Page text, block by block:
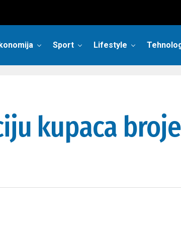
Sport Lifestyle
kupaca